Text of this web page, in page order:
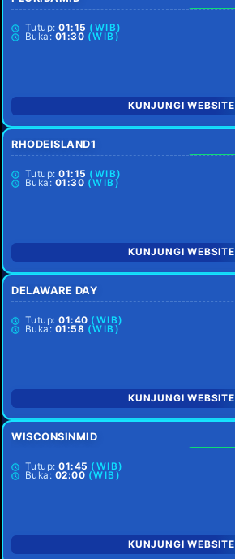
Tutup:01:15 (WIB)
Buka: 01:30 (WIB)
KUNJUNGI WEBSITE
RHODEISLAND1
Tutup:01:15 (WIB)
Buka: 01:30 (WIB)
KUNJUNGI WEBSITE
DELAWARE DAY
Tutup:01:40 (WIB)
Buka: 01:58 (WIB)
KUNJUNGI WEBSITE
WISCONSINMID
Tutup:01:45 (WIB)
Buka: 02:00 (WIB)
KUNJUNGI WEBSITE